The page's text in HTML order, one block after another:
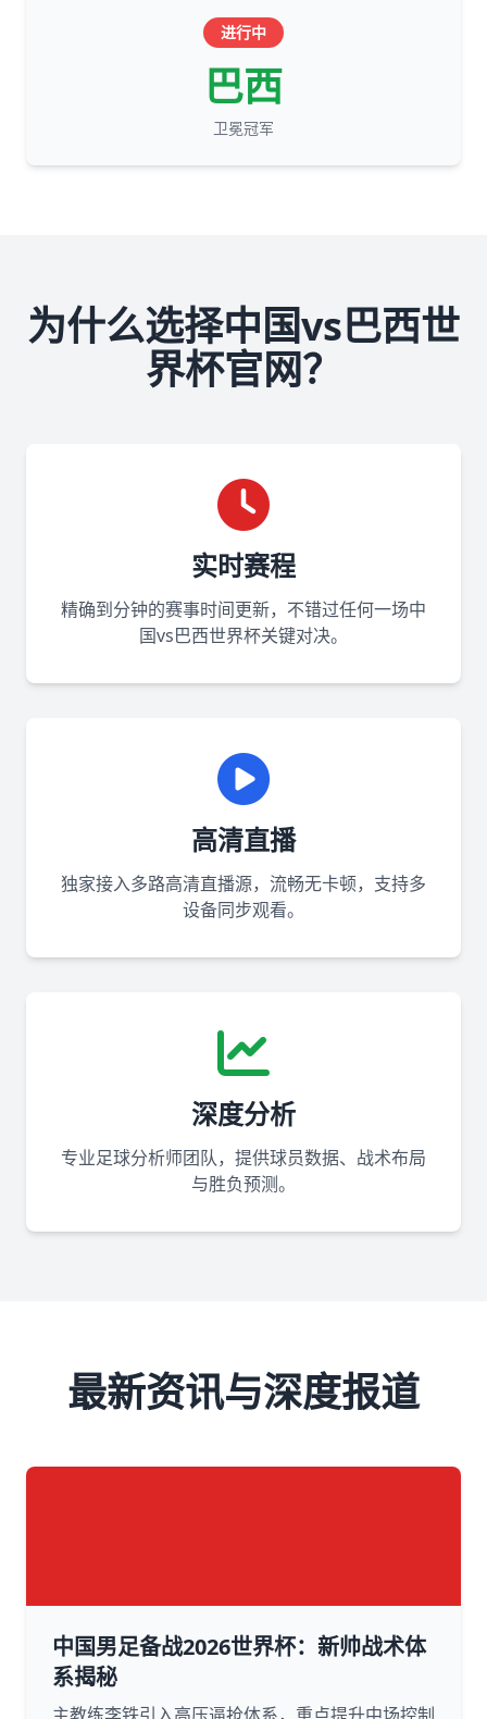
进行中
巴西
卫冕冠军
为什么选择中国vs巴西世
界杯官网？
实时赛程
精确到分钟的赛事时间更新，不错过任何一场中
国vs巴西世界杯关键对决。
高清直播
独家接入多路高清直播源，流畅无卡顿，支持多
设备同步观看。
深度分析
专业足球分析师团队，提供球员数据、战术布局
与胜负预测。
最新资讯与深度报道
中国男足备战2026世界杯：新帅战术体
系揭秘